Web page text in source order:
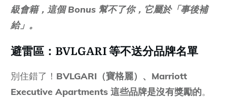
級會籍，這個 Bonus 幫不了你，它屬於「事後補
給」。
避雷區：BVLGARI 等不送分品牌名單
別住錯了！ BVLGARI（寶格麗）、Marriott
Executive Apartments 這些品牌是沒有獎勵的。